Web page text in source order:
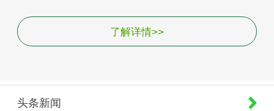
了解详情>>
头条新闻